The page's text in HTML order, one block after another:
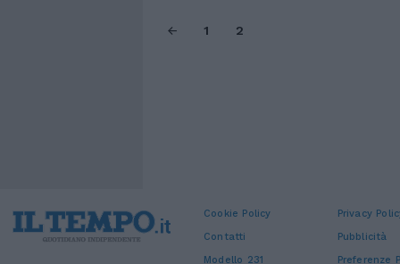
1 2
Cookie Policy Privacy
Contatti
Pubblicità
Modello 231
Preferenze